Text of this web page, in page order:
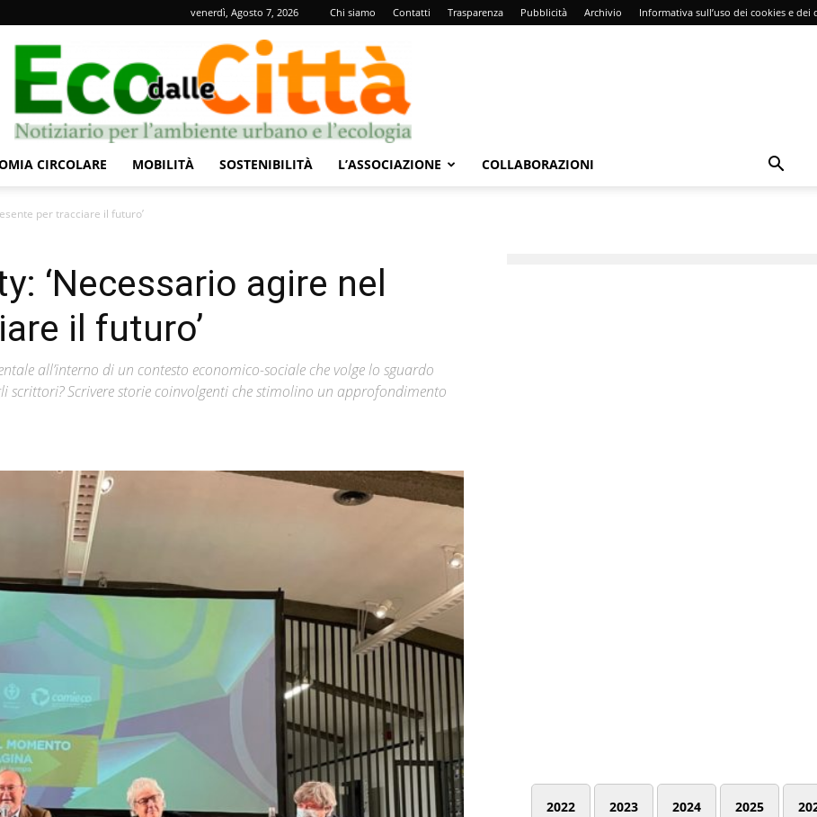
venerdì, Agosto 7, 2026 Chi siamo Contatti Trasparenza Pubblicità Archivio Informativa sull’uso dei cookies e dei
CIRCOLARE MOBILITÀ SOSTENIBILITÀ L’ASSOCIAZIONE COLLABORAZIONI
per tracciare il futuro’
‘Necessario agire nel
il futuro’
all’interno di un contesto economico-sociale che volge lo sguardo
scrittori? Scrivere storie coinvolgenti che stimolino un approfondimento
2022 2023 2024 2025